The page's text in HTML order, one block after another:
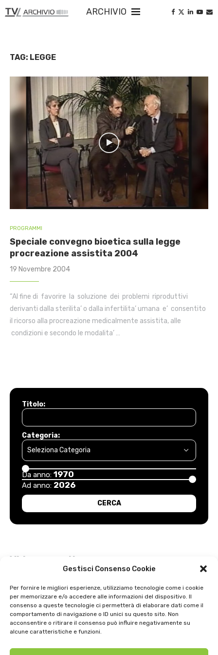
Gestisci Consenso Cookie
Per fornire le migliori esperienze, utilizziamo tecnologie come i cookie
per memorizzare e/o accedere alle informazioni del dispositivo. Il
consenso a queste tecnologie ci permetterà di elaborare dati come il
comportamento di navigazione o ID unici su questo sito. Non
acconsentire o ritirare il consenso può influire negativamente su
alcune caratteristiche e funzioni.
ARCHIVIO
TAG: LEGGE
PROGRAMMI
Speciale convegno bioetica sulla legge
procreazione assistita 2004
19 Novembre 2004
“Al fine di favorire la soluzione dei problemi riproduttivi
derivanti dalla sterilita’ o dalla infertilita’ umana e’ consentito
il ricorso alla procreazione medicalmente assistita, alle
condizioni e secondo le modalita’ …
Titolo:
Categoria:
Da anno: 1970
Ad anno: 2026
Video recenti
Intervista a Gian Antonio Stella su “L’orda” di Luigi Bardelli 2002
Festa dell’ Unità PDS: interviste 1991